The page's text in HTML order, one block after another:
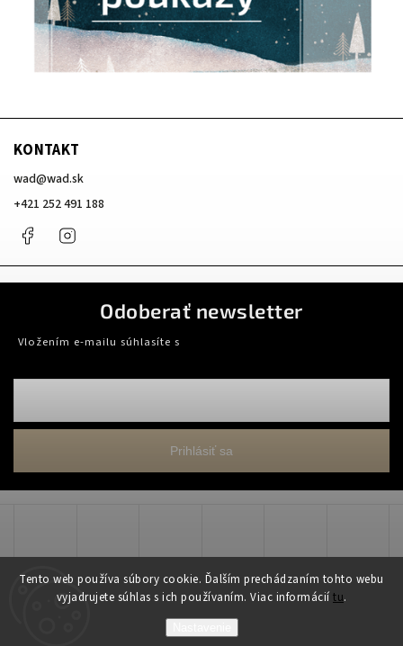
Tento web používa súbory cookie. Ďalším prechádzaním tohto webu
vyjadrujete súhlas s ich používaním. Viac informácií tu.
KONTAKT
wad@wad.sk
+421 252 491 188
Facebook
Odoberať newsletter
Vložením e-mailu súhlasíte s
Prihlásiť sa
Copyright 2026 WADART, s.r.o.
Grafický návrh vytvořil a nakódoval